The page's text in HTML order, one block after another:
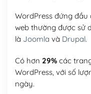
WordPress đứng
web thường được sử
là Joomla và Drupal.
Có hơn 29%các
WordPress, với số
ngày.